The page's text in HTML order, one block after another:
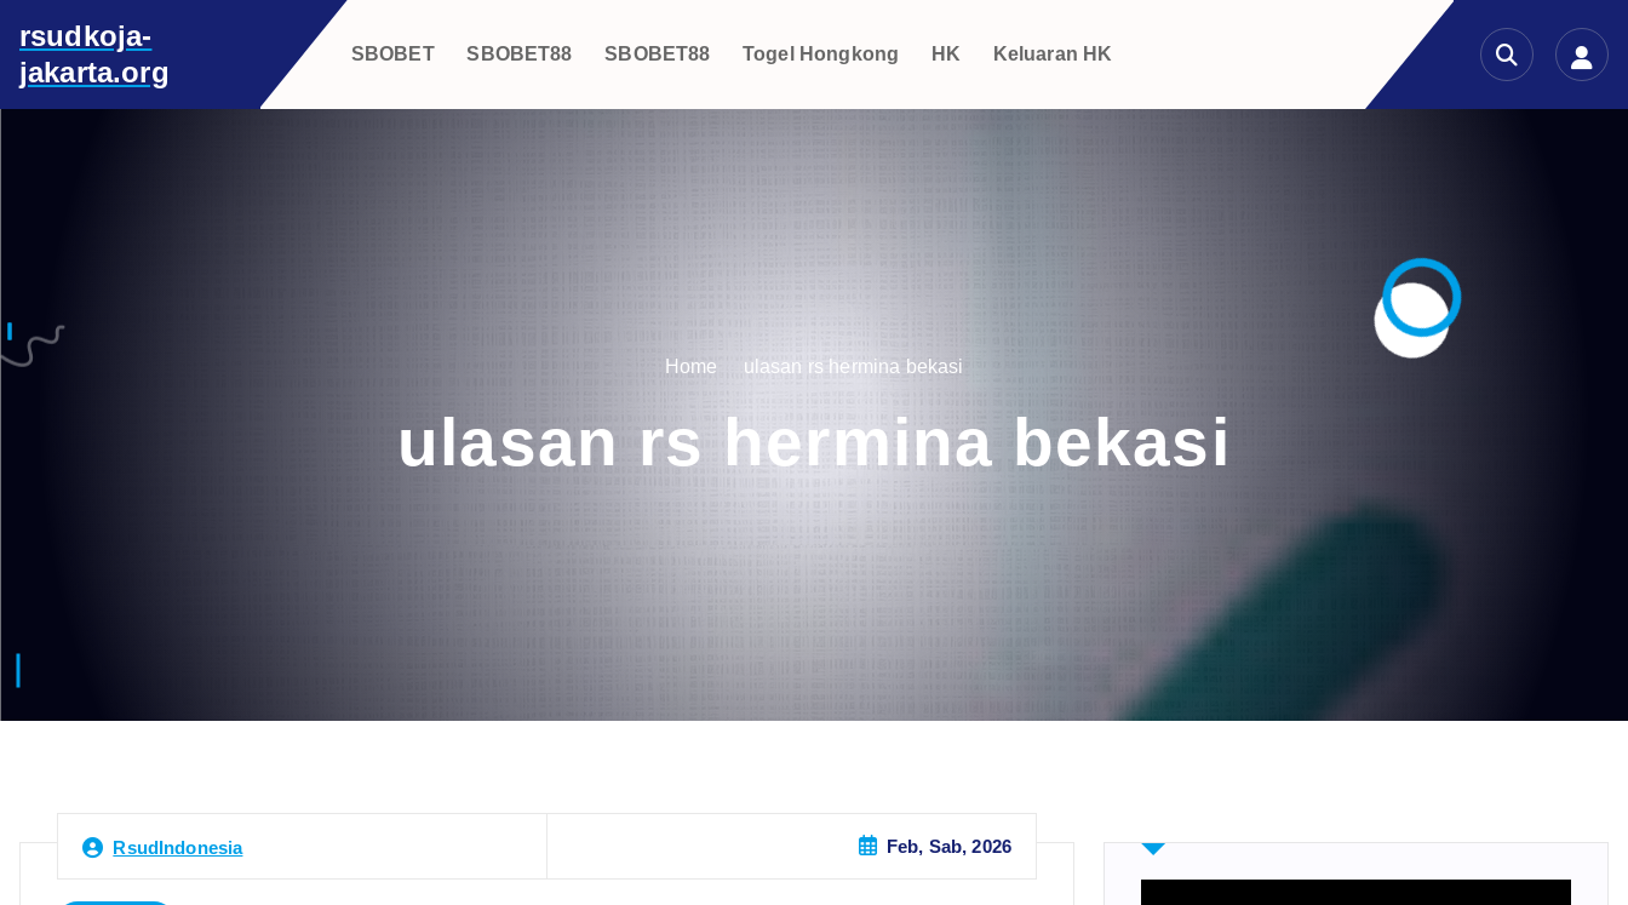
p
n
rsudkoja-
jakarta.org
SBOBET SBOBET88 SBOBET88 Togel Hongkong HK Keluaran HK
Home ulasan rs hermina bekasi
ulasan rs hermina bekasi
RsudIndonesia Feb, Sab, 2026